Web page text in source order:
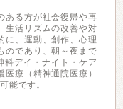
ある方が社会復帰や再
生活リズムの改善や対
に、運動、創作、心理
のであり、朝～夜まで
デイ・ナイト・ケア
療（精神通院医療）
能です。